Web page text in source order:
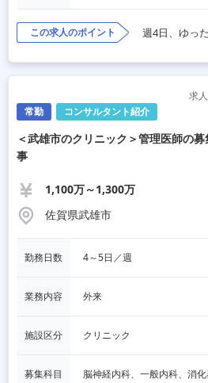
この求人のポイント 週4日、ゆっ
常勤 コンサルタント紹介
求
＜武雄市のクリニック＞管理医師の
事
1,100万～1,300万
佐賀県武雄市
勤務日数 4～5日／週
業務内容 外来
施設区分 クリニック
募集科目